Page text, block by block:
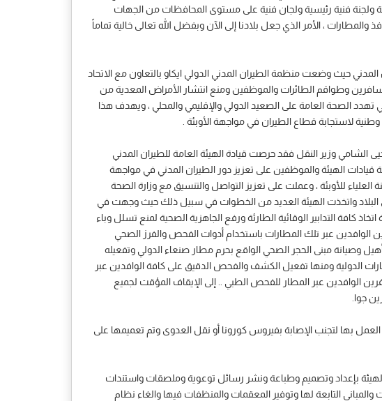
ولجنة فنية رئيسية ولجان فنية على مستوى المحافظات من الجهات
، الأمر الذي جعل بلادنا إلى الآن وبفضل الله تعالى خالية تماماً
حيث وضعت منظمة الطيران المدني الدولي ايكاو بالتعاون مع الاتحاد
وطواقم الطائرات والموظفين ومنع انتشار الأمراض المعدية من
الصحة العامة على الصعيد الدولي والإقليمي والمحلي ، ويهدف هذا
لاستجابة قطاع الطيران في مواجهة الأوبئة .
الشامي وزير النقل فقد حرصت قيادة الهيئة العامة للطيران المدني
قيادات الهيئة والموظفين على تعزيز دور الطيران المدني في مواجهة
للأوبئة ، وعملت على تعزيز التواصل والتنسيق مع وزارة الصحة
البلاد واتخذت الهيئة العديد من الخطوات في سبيل ذلك حيث وجهت في
كافة التدابير الوقائية الطارئة ورفع الجاهزية الصحية لمنع تسلل وباء
الوافدين عبر تلك المطارات باستخدام أدوات الفحص والفرز الصحي
وصيانة مبنى الحجر الصحي الواقع بحرم مطار صنعاء الدولي وتفعيله
الدولية ومنها تفعيل الكشف والفحص الدقيق على كافة الوافدين عبر
الوافدين عبر المطار للفحص الطبي .. إلى الإيقاف المؤقت لجميع
جوا.
العمل بها لتجنب الإصابة بفيروس كورونا أو نقل العدوى وتم تعميمها على
بإعداد وتصميم وطباعة ونشر رسائل توعوية وملصقات واستندات
التابعة لها وتوفير المعقمات والمنظفات فيها والغاء نظام